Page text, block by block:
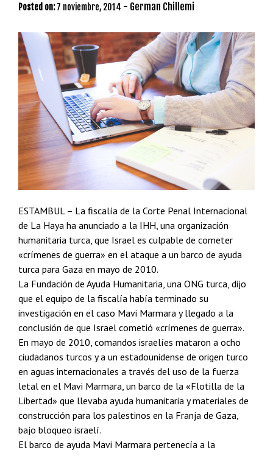
Posted on: 7 noviembre, 2014 - German Chillemi
ESTAMBUL – La fiscalía de la Corte Penal Internacional
de La Haya ha anunciado a la IHH, una organización
humanitaria turca, que Israel es culpable de cometer
«crímenes de guerra» en el ataque a un barco de ayuda
turca para Gaza en mayo de 2010.
La Fundación de Ayuda Humanitaria, una ONG turca, dijo
que el equipo de la fiscalía había terminado su
investigación en el caso Mavi Marmara y llegado a la
conclusión de que Israel cometió «crímenes de guerra».
En mayo de 2010, comandos israelíes mataron a ocho
ciudadanos turcos y a un estadounidense de origen turco
en aguas internacionales a través del uso de la fuerza
letal en el Mavi Marmara, un barco de la «Flotilla de la
Libertad» que llevaba ayuda humanitaria y materiales de
construcción para los palestinos en la Franja de Gaza,
bajo bloqueo israelí.
El barco de ayuda Mavi Marmara pertenecía a la